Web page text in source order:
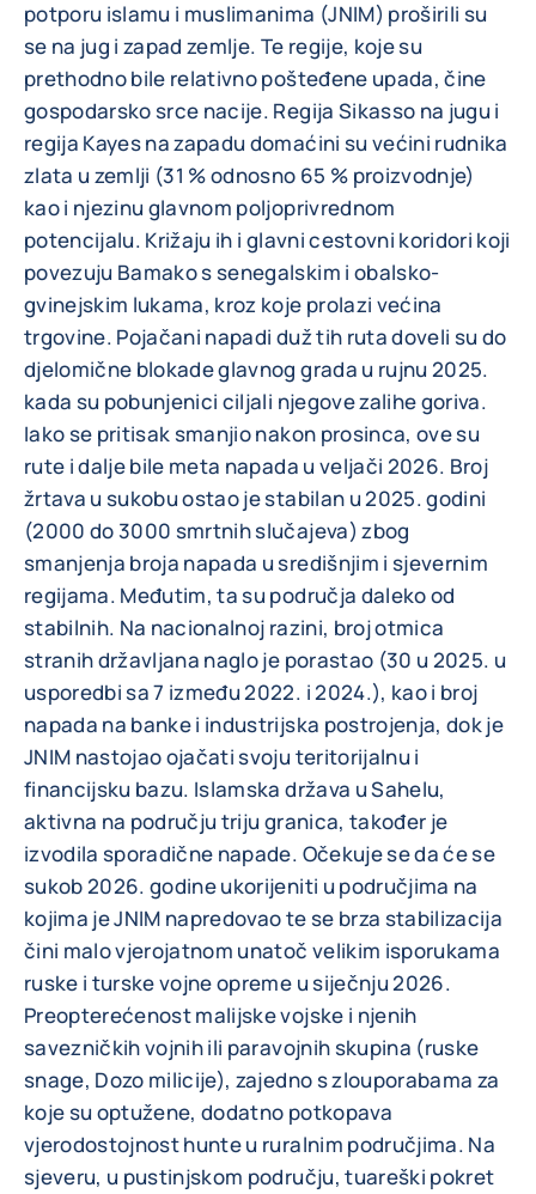
potporu islamu i muslimanima (JNIM) proširili su
se na jug i zapad zemlje. Te regije, koje su
prethodno bile relativno pošteđene upada, čine
gospodarsko srce nacije. Regija Sikasso na jugu i
regija Kayes na zapadu domaćini su većini rudnika
zlata u zemlji (31 % odnosno 65 % proizvodnje)
kao i njezinu glavnom poljoprivrednom
potencijalu. Križaju ih i glavni cestovni koridori koji
povezuju Bamako s senegalskim i obalsko-
gvinejskim lukama, kroz koje prolazi većina
trgovine. Pojačani napadi duž tih ruta doveli su do
djelomične blokade glavnog grada u rujnu 2025.
kada su pobunjenici ciljali njegove zalihe goriva.
Iako se pritisak smanjio nakon prosinca, ove su
rute i dalje bile meta napada u veljači 2026. Broj
žrtava u sukobu ostao je stabilan u 2025. godini
(2000 do 3000 smrtnih slučajeva) zbog
smanjenja broja napada u središnjim i sjevernim
regijama. Međutim, ta su područja daleko od
stabilnih. Na nacionalnoj razini, broj otmica
stranih državljana naglo je porastao (30 u 2025. u
usporedbi sa 7 između 2022. i 2024.), kao i broj
napada na banke i industrijska postrojenja, dok je
JNIM nastojao ojačati svoju teritorijalnu i
financijsku bazu. Islamska država u Sahelu,
aktivna na području triju granica, također je
izvodila sporadične napade. Očekuje se da će se
sukob 2026. godine ukorijeniti u područjima na
kojima je JNIM napredovao te se brza stabilizacija
čini malo vjerojatnom unatoč velikim isporukama
ruske i turske vojne opreme u siječnju 2026.
Preopterećenost malijske vojske i njenih
savezničkih vojnih ili paravojnih skupina (ruske
snage, Dozo milicije), zajedno s zlouporabama za
koje su optužene, dodatno potkopava
vjerodostojnost hunte u ruralnim područjima. Na
sjeveru, u pustinjskom području, tuareški pokret